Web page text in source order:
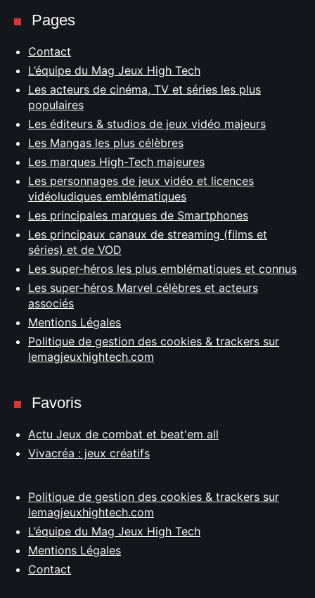
Pages
Contact
L’équipe du Mag Jeux High Tech
Les acteurs de cinéma, TV et séries les plus
populaires
Les éditeurs & studios de jeux vidéo majeurs
Les Mangas les plus célèbres
Les marques High-Tech majeures
Les personnages de jeux vidéo et licences
vidéoludiques emblématiques
Les principales marques de Smartphones
Les principaux canaux de streaming (films et
séries) et de VOD
Les super-héros les plus emblématiques et connus
Les super-héros Marvel célèbres et acteurs
associés
Mentions Légales
Politique de gestion des cookies & trackers sur
lemagjeuxhightech.com
Favoris
Actu Jeux de combat et beat'em all
Vivacréa : jeux créatifs
Politique de gestion des cookies & trackers sur
lemagjeuxhightech.com
L’équipe du Mag Jeux High Tech
Mentions Légales
Contact